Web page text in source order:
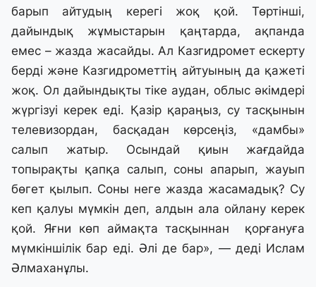
барып айтудың керегі жоқ қой. Төртінші,
дайындық жұмыстарын қаңтарда, ақпанда
емес – жазда жасайды. Ал Казгидромет ескерту
берді және Казгидрометтің айтуының да қажеті
жоқ. Ол дайындықты тіке аудан, облыс әкімдері
жүргізуі керек еді. Қазір қараңыз, су тасқынын
телевизордан, басқадан көрсеңіз, «дамбы»
салып жатыр. Осындай қиын жағдайда
топырақты қапқа салып, соны апарып, жауып
бөгет қылып. Соны неге жазда жасамадық? Су
кеп қалуы мүмкін деп, алдын ала ойлану керек
қой. Яғни көп аймақта тасқыннан
қорғануға
мүмкіншілік бар еді. Әлі де бар», — деді Ислам
Әлмаханұлы.